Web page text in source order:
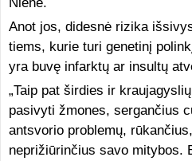
Anot jos, didesnė rizika
tiems, kurie turi genetinį
yra buvę infarktų ar insultų
„Taip pat širdies ir
pasivyti žmones, sergančius
antsvorio problemų,
neprižiūrinčius savo mitybos.